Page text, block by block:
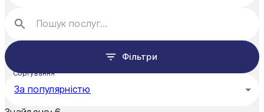
Нікополь
Фільтри
Сортування
За популярністю